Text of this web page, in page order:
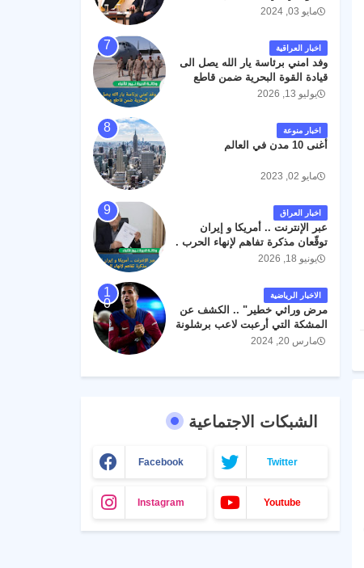
مايو 03, 2024
اخبار العراقية
وفد امني برئاسة يار الله يصل الى
قيادة القوة البحرية ضمن قاطع
عمليات البصرة .
يوليو 13, 2026
اخبار منوعة
أغنى 10 مدن في العالم
مايو 02, 2023
اخبار العراق
عبر الإنترنت .. أمريكا و إيران
توقّعان مذكرة تفاهم لإنهاء الحرب .
يونيو 18, 2026
الاخبار الرياضية
مرض وراثي خطير" .. الكشف عن
المشكة التي أرعبت لاعب برشلونة
جواو كانسيلو
مارس 20, 2024
الشبكات الاجتماعية
Facebook Twitter
Instagram Youtube